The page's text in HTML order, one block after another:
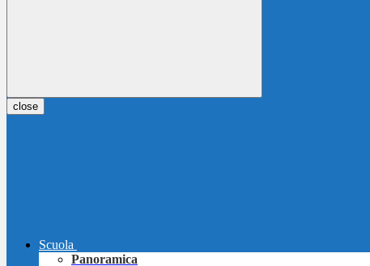
close
Scuola
Panoramica